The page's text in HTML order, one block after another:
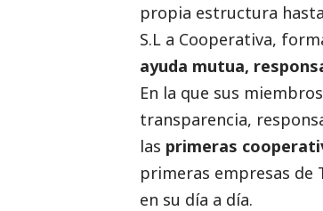
propia estructura
S.L a Cooperativa,
ayuda mutua,
En la que sus
transparencia,
las primeras
primeras empresas de
en su día a día.